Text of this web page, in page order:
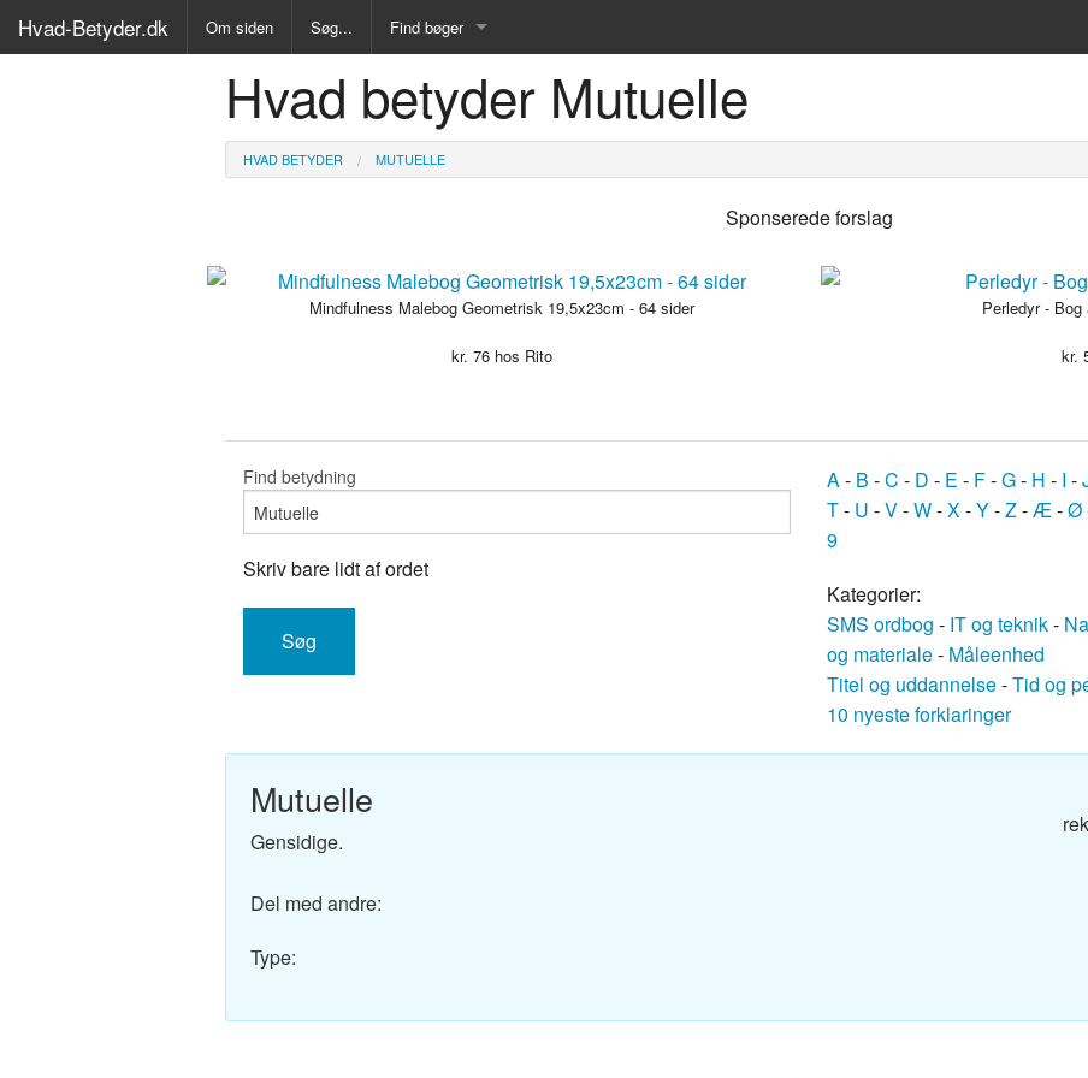
Hvad-Betyder.dk Om siden Søg... Find bøger
Alle Bøger
Ordbog over det danske sprog
Juridisk ordbog
Synonymordbog
Hvad betyder Mutuelle
HVAD BETYDER MUTUELLE
Sponserede forslag
Mindfulness Malebog Geometrisk 19,5x23cm - 64 sider
kr. 76 hos Rito
Perledyr -
kr.
Find betydning
Skriv bare lidt af ordet
A- B -C - D - E - F-G- H - I -
T- U -V-W-X-Y-Z-Æ-Ø
9
Kategorier:
SMS ordbog - IT og teknik-
og materiale- Måleenhed
Titel og uddannelse-Tid og
10 nyeste forklaringer
Mutuelle
Gensidige.
Del med andre:
Type: